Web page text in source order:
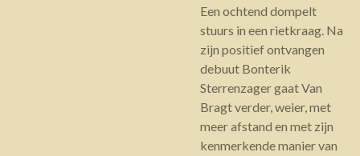
Een ochtend dompelt
stuurs in een rietkraag. Na
zijn positief ontvangen
debuut Bonterik
Sterrenzager gaat Van
Bragt verder, weier, met
meer afstand en met zijn
kenmerkende manier van